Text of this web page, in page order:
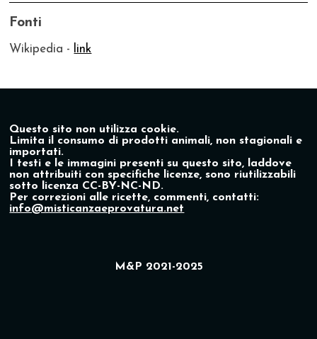
Fonti
Wikipedia - link
Questo sito non utilizza cookie.
Limita il consumo di prodotti animali, non stagionali e
importati.
I testi e le immagini presenti su questo sito, laddove
non attribuiti con specifiche licenze, sono riutilizzabili
sotto licenza CC-BY-NC-ND.
Per correzioni alle ricette, commenti, contatti:
info@misticanzaeprovatura.net
M&P 2021-2025